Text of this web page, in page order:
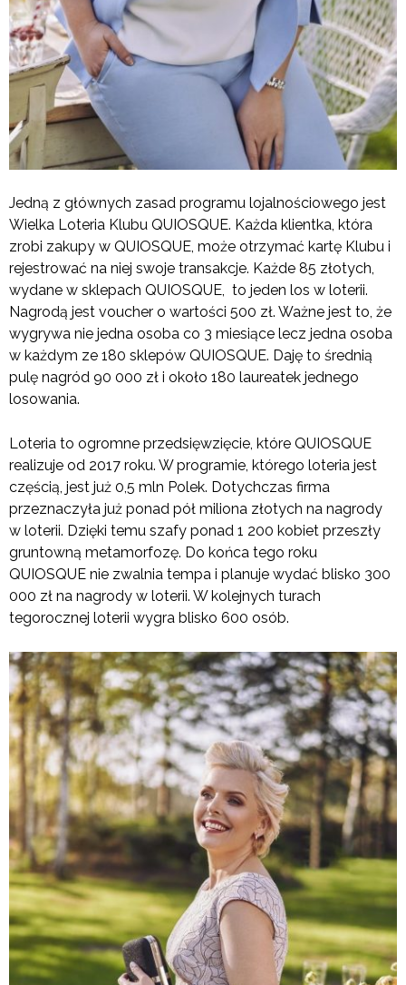
Jedną z głównych zasad programu lojalnościowego jest
Wielka Loteria Klubu QUIOSQUE. Każda klientka, która
zrobi zakupy w QUIOSQUE, może otrzymać kartę Klubu i
rejestrować na niej swoje transakcje. Każde 85 złotych,
wydane w sklepach QUIOSQUE, to jeden los w loterii.
Nagrodą jest voucher o wartości 500 zł. Ważne jest to, że
wygrywa nie jedna osoba co 3 miesiące lecz jedna osoba
w każdym ze 180 sklepów QUIOSQUE. Daję to średnią
pulę nagród 90 000 zł i około 180 laureatek jednego
losowania.
Loteria to ogromne przedsięwzięcie, które QUIOSQUE
realizuje od 2017 roku. W programie, którego loteria jest
częścią, jest już 0,5 mln Polek. Dotychczas firma
przeznaczyła już ponad pół miliona złotych na nagrody
w loterii. Dzięki temu szafy ponad 1 200 kobiet przeszły
gruntowną metamorfozę. Do końca tego roku
QUIOSQUE nie zwalnia tempa i planuje wydać blisko 300
000 zł na nagrody w loterii. W kolejnych turach
tegorocznej loterii wygra blisko 600 osób.